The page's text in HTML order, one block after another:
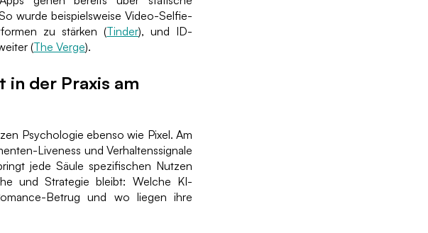
wurde beispielsweise Video-Selfie-
zu stärken (Tinder), und ID-
(The Verge).
in der Praxis am
Psychologie ebenso wie Pixel. Am
Liveness und Verhaltenssignale
jede Säule spezifischen Nutzen
und Strategie bleibt: Welche KI-
Betrug und wo liegen ihre